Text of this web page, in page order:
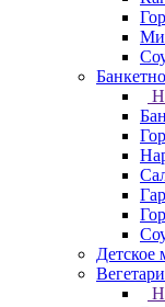
Детское